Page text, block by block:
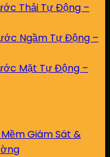
Thải Tự Động –
Ngầm Tự Động –
Mặt Tự Động –
Giám Sát &